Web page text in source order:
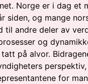
Norge er i dag et
siden, og mange
til andre deler av
og
på alvor.
perspektiv,
for